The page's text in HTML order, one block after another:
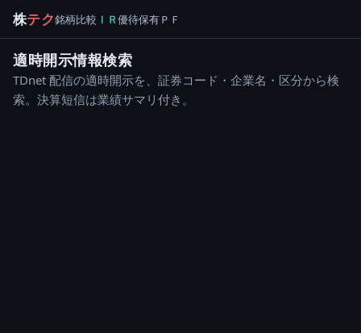
株テク銘柄比較 ＩＲ優待保有ＰＦ
適時開示情報検索
TDnet 配信の適時開示を、証券コード・企業名・区分から検
索。決算短信は業績サマリ付き。